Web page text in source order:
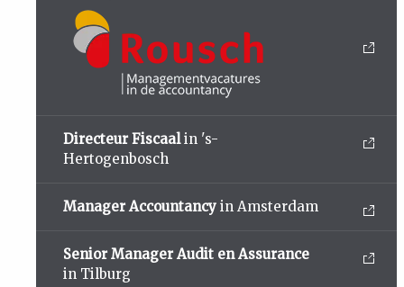
Directeur Fiscaalin 's-
Hertogenbosch
Manager Accountancy in Amsterdam
Senior Manager Audit en Assurance
in Tilburg